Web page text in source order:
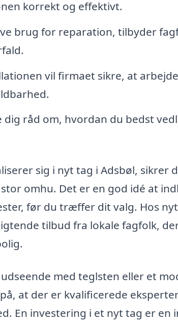
korrekt og effektivt.
brug for reparation, tilbyder
vil firmaet sikre, at
dig råd om, hvordan du bedst
sig i nyt tag i Adsbøl, sikrer
omhu. Det er en god idé at
før du træffer dit valg. Hos
tilbud fra lokale fagfolk,
med teglsten eller et
at der er kvalificerede
En investering i et nyt tag er en